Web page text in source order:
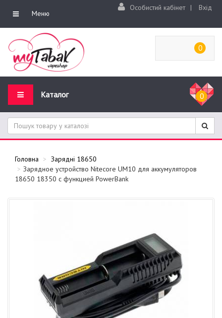
Меню
Особистий кабінет | Вхід
0
Каталог 0
Головна
Зарядні 18650
Зарядное устройство Nitecore UM10 для аккумуляторов
18650 18350 с функцией PowerBank